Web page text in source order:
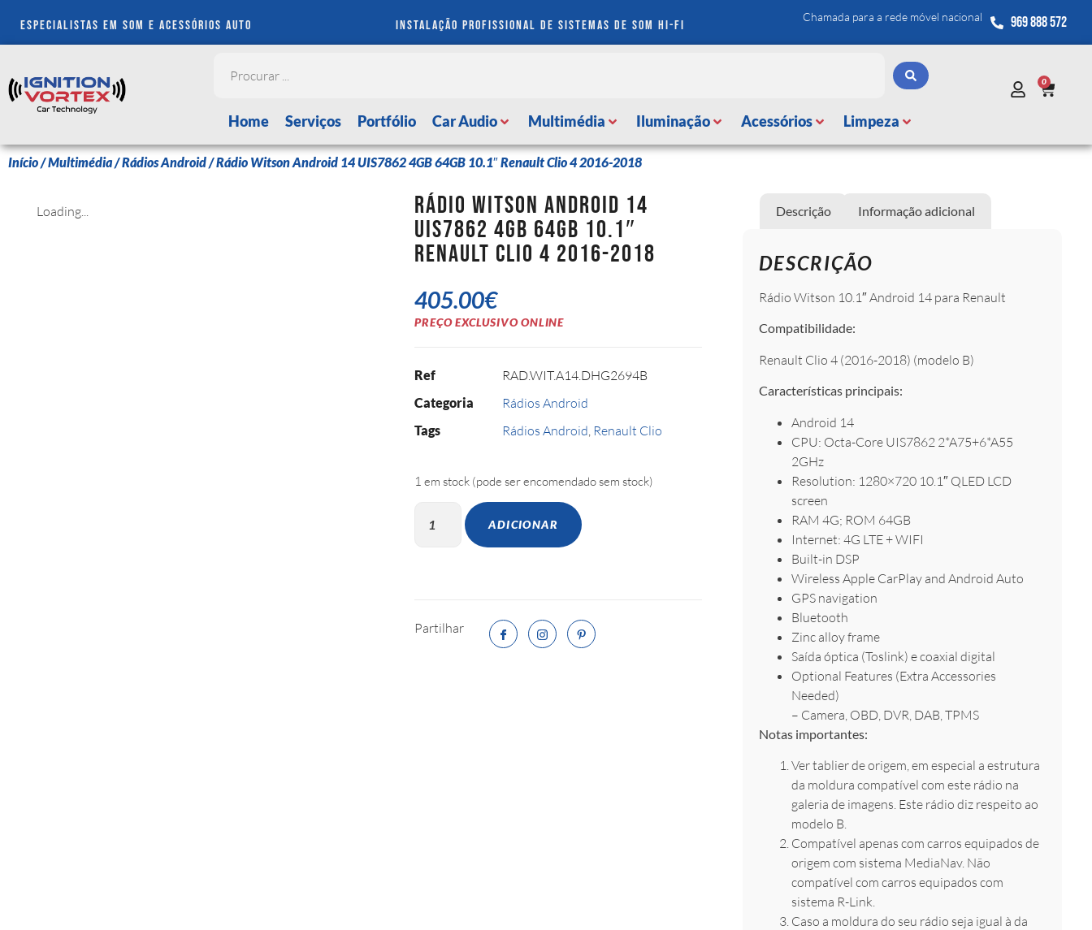
especialistas em som e acessórios auto instalação profissional de sistemas de som hi-fi
Chamada para a rede móvel nacional 969 888 572
Home Serviços Portfólio Car Audio Multimédia Iluminação Acessórios Limpeza
0
Início/Multimédia/Rádios Android/ Rádio Witson Android 14 UIS7862 4GB 64GB 10.1″ Renault Clio 4 2016-2018
Loading...
Rádio Witson Android 14
UIS7862 4GB 64GB 10.1″
Renault Clio 4 2016-2018
405.00€
PREÇO EXCLUSIVO ONLINE
Ref RAD.WIT.A14.DHG2694B
Categoria Rádios Android
Tags Rádios Android Renault Clio
1 em stock (pode ser encomendado sem stock)
ADICIONAR
Partilhar
Descrição Informação adicional
DESCRIÇÃO
Rádio Witson 10.1″ Android 14 para Renault
Compatibilidade:
Renault Clio 4 (2016-2018) (modelo B)
Características principais:
Android 14
CPU: Octa-Core UIS7862 2*A75+6*A55
2GHz
Resolution: 1280×720 10.1″ QLED LCD
screen
RAM 4G; ROM 64GB
Internet: 4G LTE + WIFI
Built-in DSP
Wireless Apple CarPlay and Android Auto
GPS navigation
Bluetooth
Zinc alloy frame
Saída óptica (Toslink) e coaxial digital
Optional Features (Extra Accessories
Needed)
– Camera, OBD, DVR, DAB, TPMS
Notas importantes:
Ver tablier de origem, em especial a estrutura
da moldura compatível com este rádio na
galeria de imagens. Este rádio diz respeito ao
modelo B.
Compatível apenas com carros equipados de
origem com sistema MediaNav. Não
compatível com carros equipados com
sistema R-Link.
Caso a moldura do seu rádio seja igual à da